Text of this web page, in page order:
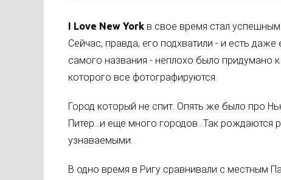
I Love New York в свое время стал
Сейчас, правда, его подхватили - и есть
самого названия - неплохо было
которого все фотографируются.
Город который не спит. Опять же было про
Питер...и еще много городов...Так
узнаваемыми.
В одно время в Ригу сравнивали с местным